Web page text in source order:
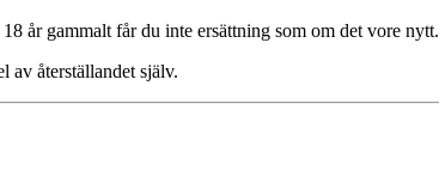
år gammalt får du inte ersättning som om det vore
av återställandet själv.